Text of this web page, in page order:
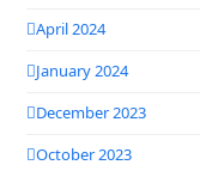
April 2024
January 2024
December 2023
October 2023